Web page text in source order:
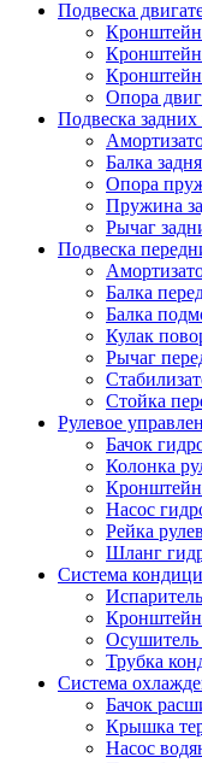
Подвеска
Кронштейн
Опора
Подвеска задних
Балка
Опора
Пружина
Рычаг
Подвеска
Балка
Балка
Кулак
Рычаг
Стойка
Рулевое
Бачок
Колонка
Кронштейн
Насос
Рейка
Шланг
Система
Осушитель
Трубка
Система
Бачок
Крышка
Насос